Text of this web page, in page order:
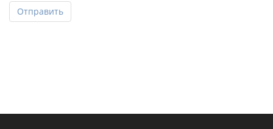
Отправить